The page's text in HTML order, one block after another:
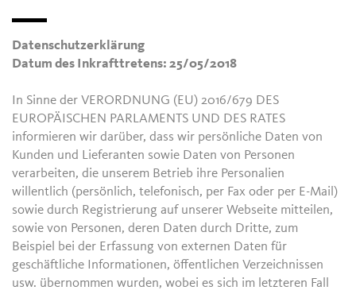
Datenschutzerklärung
Datum des Inkrafttretens: 25/05/2018
In Sinne der VERORDNUNG (EU) 2016/679 DES
EUROPÄISCHEN PARLAMENTS UND DES RATES
informieren wir darüber, dass wir persönliche Daten von
Kunden und Lieferanten sowie Daten von Personen
verarbeiten, die unserem Betrieb ihre Personalien
willentlich (persönlich, telefonisch, per Fax oder per E-Mail)
sowie durch Registrierung auf unserer Webseite mitteilen,
sowie von Personen, deren Daten durch Dritte, zum
Beispiel bei der Erfassung von externen Daten für
geschäftliche Informationen, öffentlichen Verzeichnissen
usw. übernommen wurden, wobei es sich im letzteren Fall